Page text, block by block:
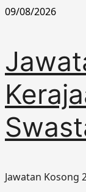
Skip
09/08/2026
Jawatan Kosong